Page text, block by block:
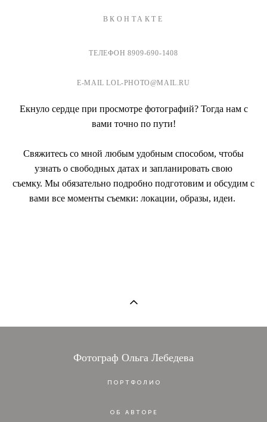
ВКОНТАКТЕ
ТЕЛЕФОН 8909-690-1408
E-MAIL LOL-PHOTO@MAIL.RU
Екнуло сердце при просмотре фотографий? Тогда нам с
вами точно по пути!
Свяжитесь со мной любым удобным способом, чтобы
узнать о свободных датах и запланировать свою
съемку. Мы обязательно подробно подготовим и обсудим с
вами все моменты съемки: локации, образы, идеи.
Фотограф Ольга Лебедева
ПОРТФОЛИО
ОБ АВТОРЕ